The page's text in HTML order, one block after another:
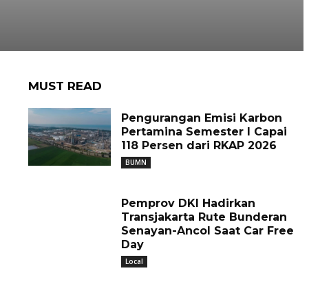
MUST READ
Pengurangan Emisi Karbon
Pertamina Semester I Capai
118 Persen dari RKAP 2026
BUMN
Pemprov DKI Hadirkan
Transjakarta Rute Bunderan
Senayan-Ancol Saat Car Free
Day
Local